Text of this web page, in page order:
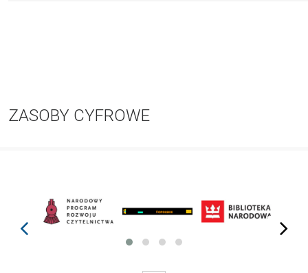
ZASOBY CYFROWE
prev next